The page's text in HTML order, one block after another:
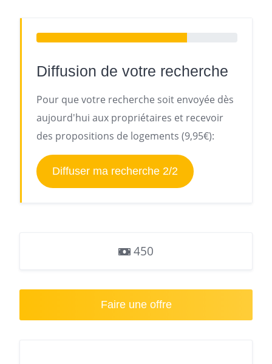
Diffusion de votre recherche
Pour que votre recherche soit envoyée dès
aujourd'hui aux propriétaires et recevoir
des propositions de logements (9,95€):
Diffuser ma recherche 2/2
450
Faire une offre